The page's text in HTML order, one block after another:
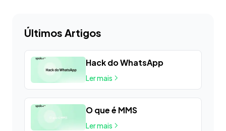
Últimos Artigos
Hack do WhatsApp
Ler mais
O que é MMS
Ler mais